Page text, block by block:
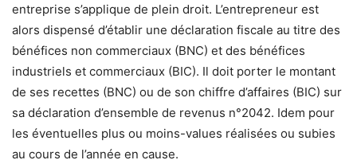
entreprise s’applique de plein droit. L’entrepreneur est
alors dispensé d’établir une déclaration fiscale au titre des
bénéfices non commerciaux (BNC) et des bénéfices
industriels et commerciaux (BIC). Il doit porter le montant
de ses recettes (BNC) ou de son chiffre d’affaires (BIC) sur
sa déclaration d’ensemble de revenus n°2042. Idem pour
les éventuelles plus ou moins-values réalisées ou subies
au cours de l’année en cause.